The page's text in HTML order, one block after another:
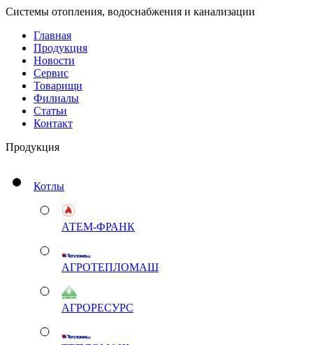
Системы отопления, водоснабжения и канализации
Главная
Продукция
Новости
Сервис
Товарищи
Филиалы
Статьи
Контакт
Продукция
Котлы
АТЕМ-ФРАНК
АГРОТЕПЛОМАШ
АГРОРЕСУРС